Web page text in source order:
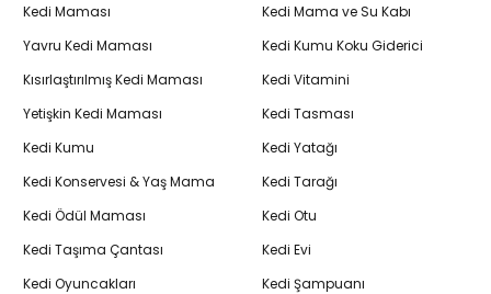
Kedi Maması
Yavru Kedi Maması
Kısırlaştırılmış Kedi Maması
Yetişkin Kedi Maması
Kedi Kumu
Kedi Konservesi & Yaş Mama
Kedi Ödül Maması
Kedi Taşıma Çantası
Kedi Oyuncakları
Kedi Mama ve Su Kabı
Kedi Kumu Koku Giderici
Kedi Vitamini
Kedi Tasması
Kedi Yatağı
Kedi Tarağı
Kedi Otu
Kedi Evi
Kedi Şampuanı